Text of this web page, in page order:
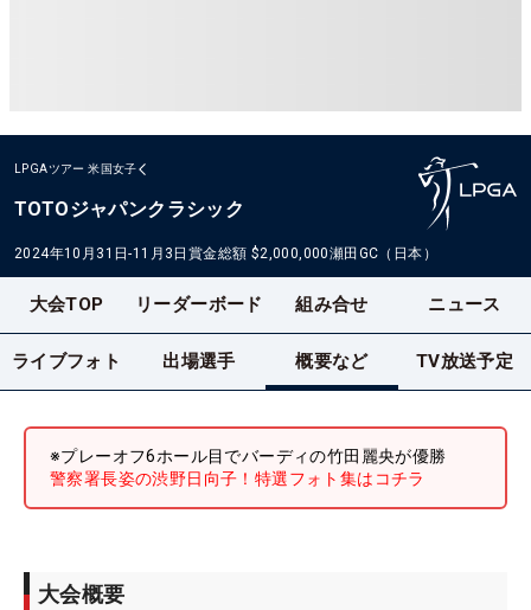
LPGAツアー 米国女子
TOTOジャパンクラシック
2024年10月31日-11月3日 賞金総額 $2,000,000瀬田GC（日本）
大会TOP リーダーボード 組み合せ ニュース
ライブフォト 出場選手 概要など TV放送予定
※プレーオフ6ホール目でバーディの竹田麗央が優勝
警察署長姿の渋野日向子！特選フォト集はコチラ
大会概要